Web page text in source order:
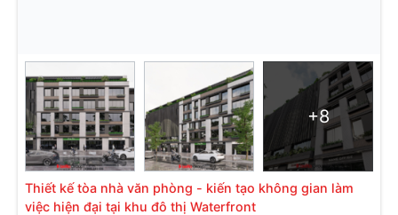
+8
Thiết kế tòa nhà văn phòng - kiến tạo không gian làm
việc hiện đại tại khu đô thị Waterfront